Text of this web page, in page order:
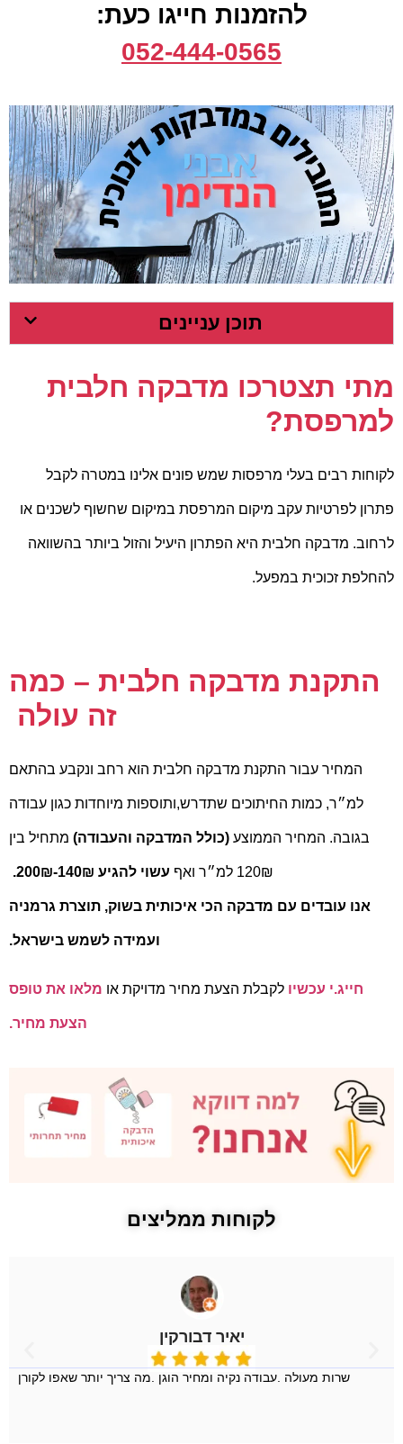
להזמנות חייגו כעת:
052-444-0565
תוכן עניינים
מתי תצטרכו מדבקה חלבית
למרפסת?
לקוחות רבים בעלי מרפסות שמש פונים אלינו במטרה לקבל
פתרון לפרטיות עקב מיקום המרפסת במיקום שחשוף לשכנים או
לרחוב. מדבקה חלבית היא הפתרון היעיל והזול ביותר בהשוואה
להחלפת זכוכית במפעל.
התקנת מדבקה חלבית – כמה
זה עולה
המחיר עבור התקנת מדבקה חלבית הוא רחב ונקבע בהתאם
למ״ר, כמות החיתוכים שתדרש,ותוספות מיוחדות כגון עבודה
בגובה. המחיר הממוצע (כולל המדבקה והעבודה) מתחיל בין
120₪ למ״ר ואף עשוי להגיע 140₪-200₪.
אנו עובדים עם מדבקה הכי איכותית בשוק, תוצרת גרמניה
ועמידה לשמש בישראל.
חייג.י עכשיו לקבלת הצעת מחיר מדויקת או מלאו את טופס
הצעת מחיר.
לקוחות ממליצים
יאיר דבורקין
שרות מעולה .עבודה נקיה ומחיר הוגן .מה צריך יותר שאפו לקורן